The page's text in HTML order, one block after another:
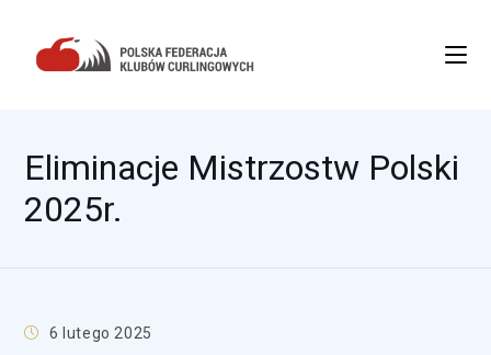
Eliminacje Mistrzostw Polski
2025r.
6 lutego 2025